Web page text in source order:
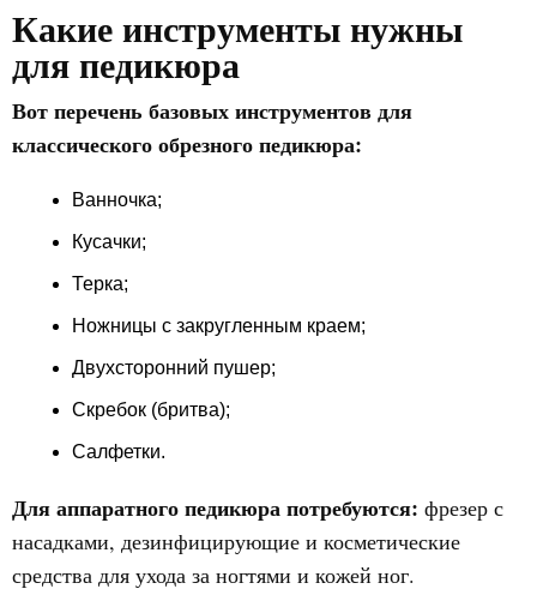
Какие инструменты нужны
для педикюра
Вотперечень базовых инструментов для
классического обрезного педикюра:
Ванночка;
Кусачки;
Терка;
Ножницы с закругленным краем;
Двухсторонний пушер;
Скребок (бритва);
Салфетки.
Для аппаратного педикюра потребуются: фрезер с
насадками, дезинфицирующие и косметические
средства для ухода за ногтями и кожей ног.